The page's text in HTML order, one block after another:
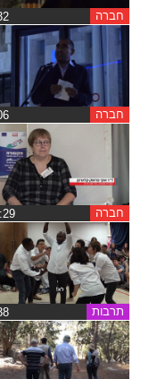
brightness_high
ניגודיות בהירה
format_underlined
קו תחתי לקישורים
חברה
חברה
חברה
תרבות